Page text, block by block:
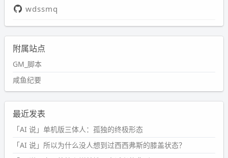
wdssmq
附属站点
GM_脚本
咸鱼纪要
最近发表
「AI 说」单机版三体人：孤独的终极形态
「AI 说」所以为什么没人想到过西西弗斯的膝盖状态？